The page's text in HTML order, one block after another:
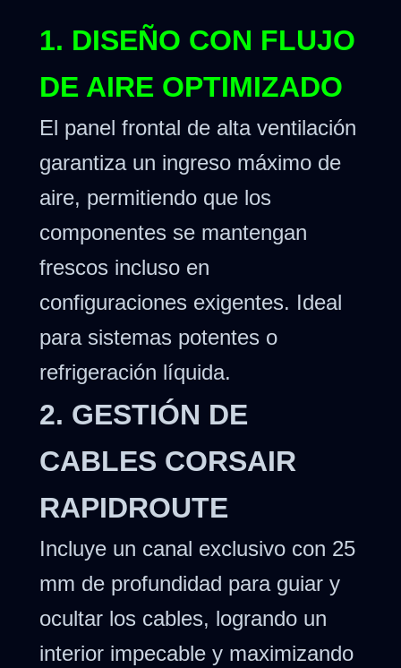
1. DISEÑO CON FLUJO
DE AIRE OPTIMIZADO
El panel frontal de alta ventilación
garantiza un ingreso máximo de
aire, permitiendo que los
componentes se mantengan
frescos incluso en
configuraciones exigentes. Ideal
para sistemas potentes o
refrigeración líquida.
2. GESTIÓN DE
CABLES CORSAIR
RAPIDROUTE
Incluye un canal exclusivo con 25
mm de profundidad para guiar y
ocultar los cables, logrando un
interior impecable y maximizando